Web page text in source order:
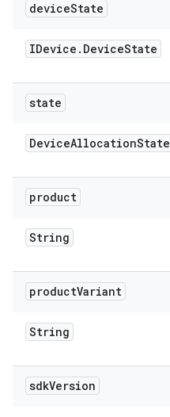
deviceState
IDevice . DeviceState
state
DeviceAllocationState
product
String
productVariant
String
sdkVersion